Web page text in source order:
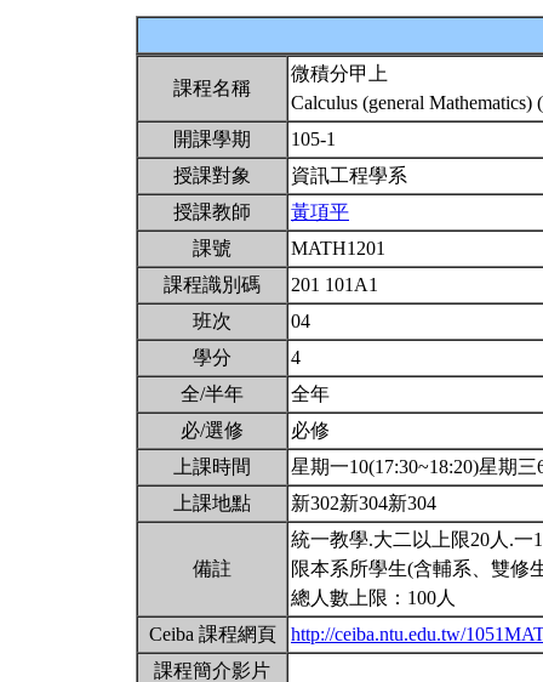
課程名稱
微積分甲上
Calculus (general Mathematics)
開課學期
105-1
授課對象
資訊工程學系
授課教師
黃項平
課號
MATH1201
課程識別碼
201 101A1
班次
04
學分
4
全/半年
全年
必/選修
必修
上課時間
星期一10(17:30~18:20)星期
上課地點
新302新304新304
備註
統一教學.大二以上限20人.一
限本系所學生(含輔系、雙修
總人數上限：100人
Ceiba 課程網頁
http://ceiba.ntu.edu.tw/
課程簡介影片